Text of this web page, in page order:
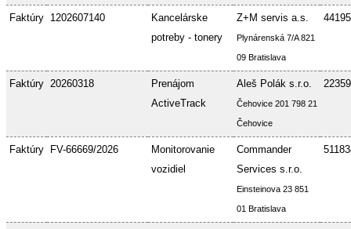
Faktúry 1202607140
Kancelárske
potreby - tonery
Z+M servis a.s.
Plynárenská 7/A 821
09 Bratislava
Faktúry 20260318
Prenájom
ActiveTrack
Aleš Polák s.r.o.
Čehovice 201 798 21
Čehovice
Faktúry FV-66669/2026
Monitorovanie
vozidiel
Commander
Services s.r.o.
Einsteinova 23 851
01 Bratislava